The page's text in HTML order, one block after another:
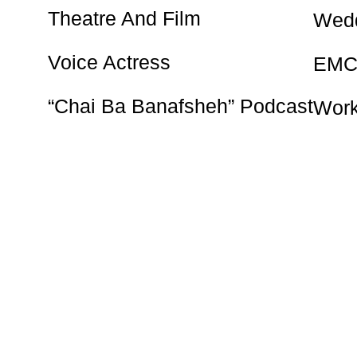
Theatre And Film
Voice Actress
“Chai Ba Banafsheh” Podcast